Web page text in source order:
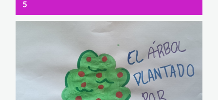
5